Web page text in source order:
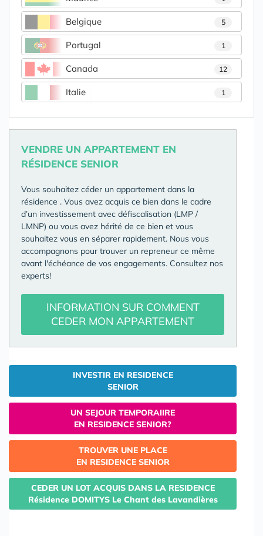
Belgique 5
Portugal 1
Canada 12
Italie 1
VENDRE UN APPARTEMENT EN
RÉSIDENCE SENIOR
Vous souhaitez céder un appartement dans la
résidence . Vous avez acquis ce bien dans le cadre
d’un investissement avec défiscalisation (LMP /
LMNP) ou vous avez hérité de ce bien et vous
souhaitez vous en séparer rapidement. Nous vous
accompagnons pour trouver un repreneur ce même
avant l'échéance de vos engagements. Consultez nos
experts!
INFORMATION SUR COMMENT
CEDER MON APPARTEMENT
INVESTIR EN RESIDENCE
SENIOR
UN SEJOUR TEMPORAIIRE
EN RESIDENCE SENIOR?
TROUVER UNE PLACE
EN RESIDENCE SENIOR
CEDER UN LOT ACQUIS DANS LA RESIDENCE
Résidence DOMITYS Le Chant des Lavandières